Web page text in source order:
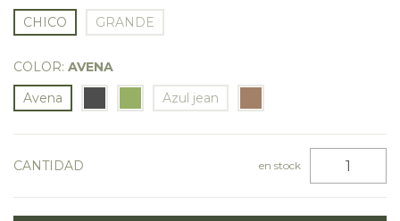
CHICO
GRANDE
COLOR: AVENA
Avena
Azul jean
CANTIDAD en stock